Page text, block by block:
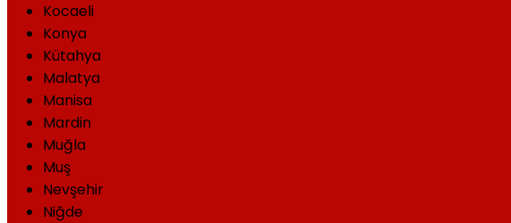
Kocaeli
Konya
Kütahya
Malatya
Manisa
Mardin
Muğla
Muş
Nevşehir
Niğde